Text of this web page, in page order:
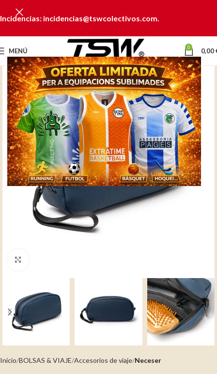
Incidencias: incidencias@tswcolectivos.com.
MENÚ 0 0,00
Inicio BOLSAS & VIAJE Accesorios de viaje Neceser